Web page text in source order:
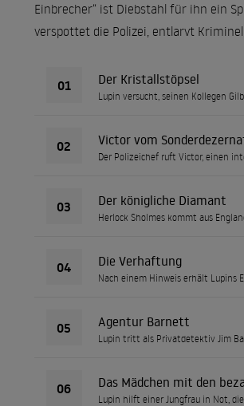
Einbrecher“ ist Diebstahl für ihn ein
verspottet die Polizei, entlarvt
01 Der Kristallstöpsel
Lupin versucht, seinen Kollegen
02 Victor vom
Der Polizeichef ruft Victor, einen
03 Der königliche Diamant
Herlock Sholmes kommt aus
04 Die Verhaftung
Nach einem Hinweis erhält Lupins
05 Agentur Barnett
Lupin tritt als Privatdetektiv Jim
06 Das Mädchen mit den
Lupin hilft einer Jungfrau in Not,